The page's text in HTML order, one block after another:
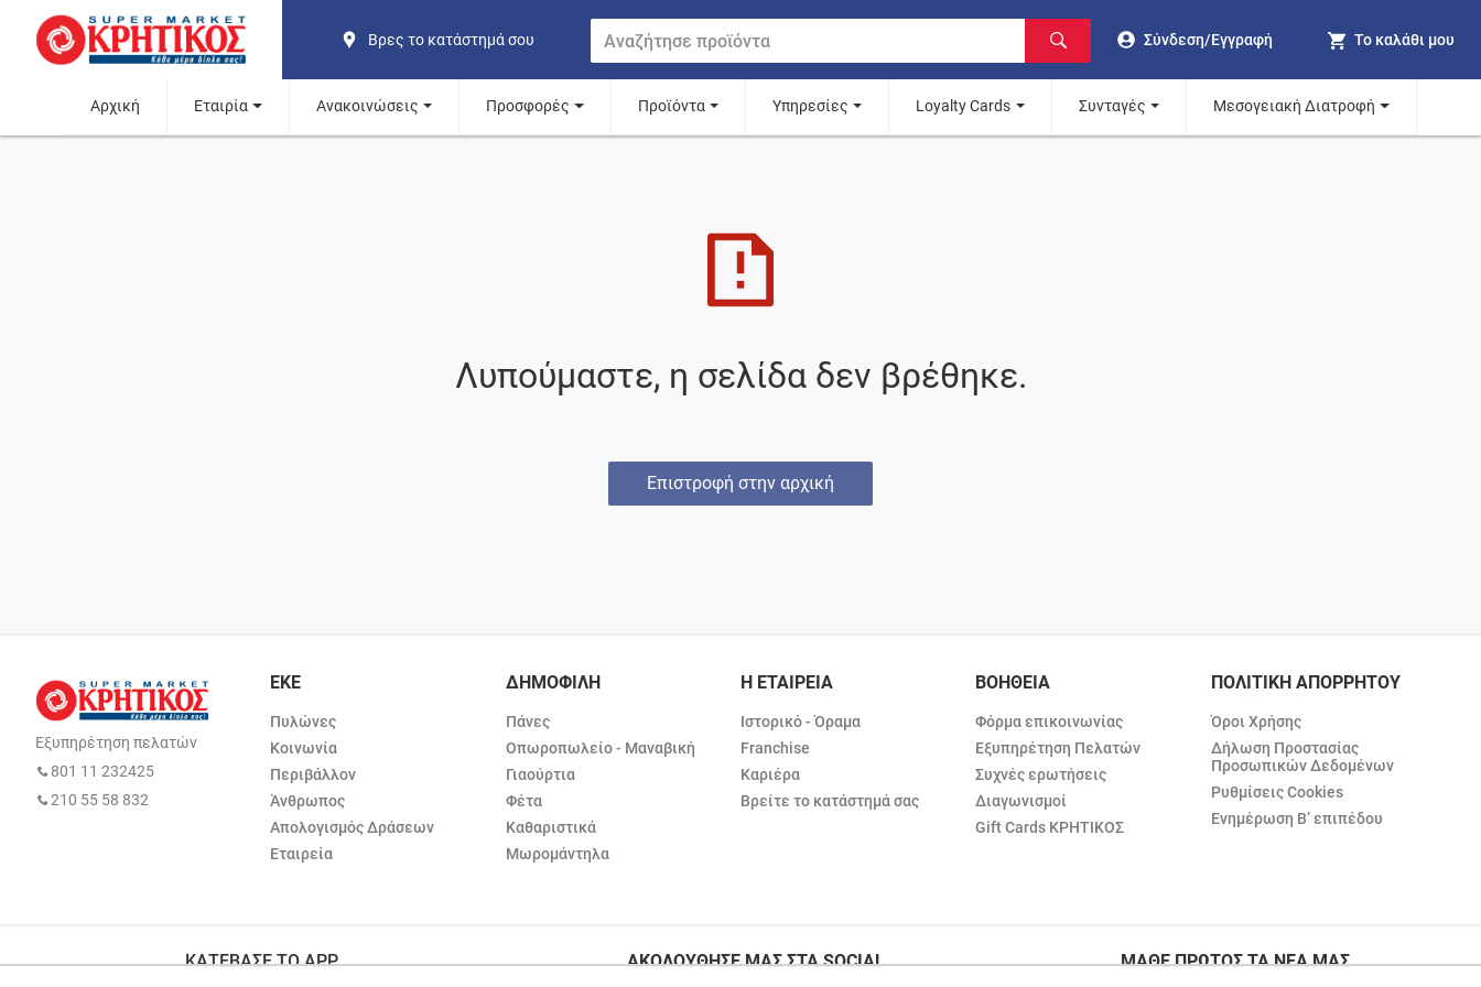
Βρες το κατάστημά σου Σύνδεση/Εγγραφή Το καλάθι μου
Αρχική Εταιρία Ανακοινώσεις Προσφορές Προϊόντα Υπηρεσίες Loyalty Cards Συνταγές Μεσογειακή Διατροφή
Λυπούμαστε, η σελίδα δεν βρέθηκε.
Επιστροφή στην αρχική
Εξυπηρέτηση πελατών
801 11 232425
210 55 58 832
ΕΚΕ
Πυλώνες
Κοινωνία
Περιβάλλον
Άνθρωπος
Απολογισμός Δράσεων
Εταιρεία
ΔΗΜΟΦΙΛΗ
Πάνες
Οπωροπωλείο - Μαναβική
Γιαούρτια
Φέτα
Καθαριστικά
Μωρομάντηλα
Η ΕΤΑΙΡΕΙΑ
Ιστορικό - Όραμα
Franchise
Καριέρα
Βρείτε το κατάστημά σας
ΒΟΗΘΕΙΑ
Φόρμα επικοινωνίας
Εξυπηρέτηση Πελατών
Συχνές ερωτήσεις
Διαγωνισμοί
Gift Cards ΚΡΗΤΙΚΟΣ
ΠΟΛΙΤΙΚΗ ΑΠΟΡΡΗΤΟΥ
Όροι Χρήσης
Δήλωση Προστασίας
Προσωπικών Δεδομένων
Ρυθμίσεις Cookies
Ενημέρωση Β’ επιπέδου
ΚΑΤΕΒΑΣΕ ΤΟ APP ΑΚΟΛΟΥΘΗΣΕ ΜΑΣ ΣΤΑ SOCIAL ΜΑΘΕ ΠΡΩΤΟΣ ΤΑ ΝΕΑ ΜΑΣ